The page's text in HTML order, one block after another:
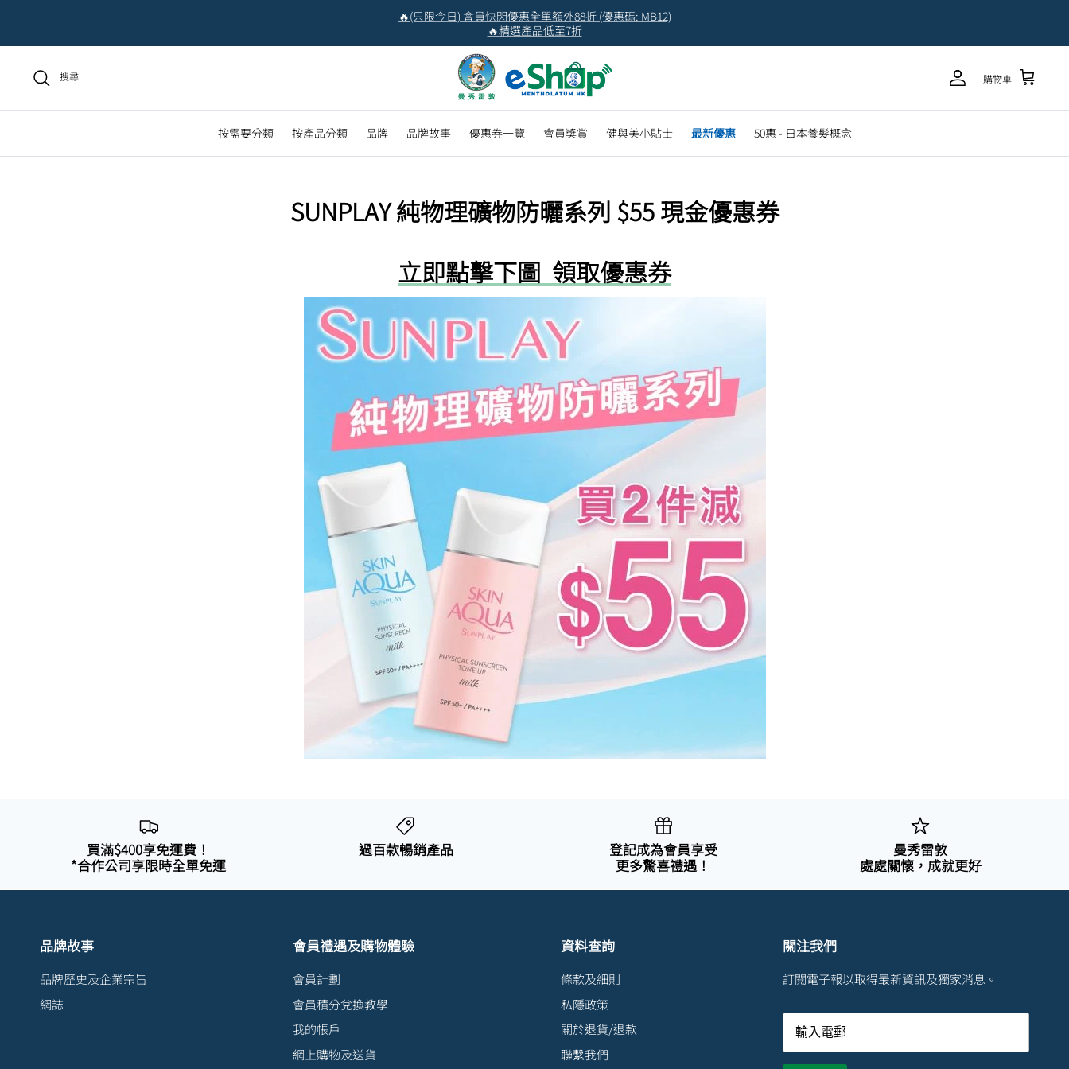
🔥(只限今日) 會員快閃優惠全單額外88折 (優惠碼: MB12)
🔥精選產品低至7折
搜尋 購物車
按需要分類 按產品分類 品牌 品牌故事 優惠券一覽 會員獎賞 健與美小貼士 最新優惠 50惠 - 日本養髮概念
SUNPLAY 純物理礦物防曬系列 $55 現金優惠券
立即點擊下圖 領取優惠券
買滿$400享免運費！
*合作公司享限時全單免運
過百款暢銷產品
登記成為會員享受
更多驚喜禮遇！
曼秀雷敦
處處關懷，成就更好
品牌故事
品牌歷史及企業宗旨
網誌
會員禮遇及購物體驗
會員計劃
會員積分兌換教學
我的帳戶
網上購物及送貨
資料查詢
條款及細則
私隱政策
關於退貨/退款
聯繫我們
關注我們
訂閱電子報以取得最新資訊及獨家消息。